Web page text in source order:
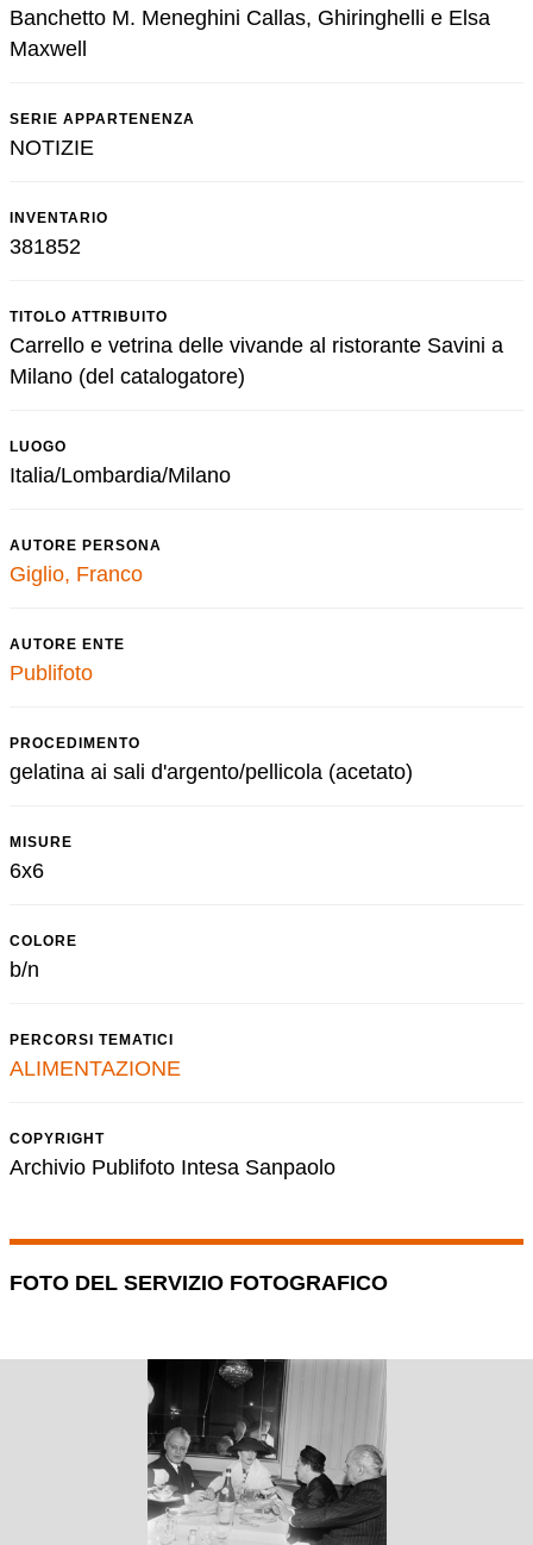
Banchetto M. Meneghini Callas, Ghiringhelli e Elsa
Maxwell
SERIE APPARTENENZA
NOTIZIE
INVENTARIO
381852
TITOLO ATTRIBUITO
Carrello e vetrina delle vivande al ristorante Savini a
Milano (del catalogatore)
LUOGO
Italia/Lombardia/Milano
AUTORE PERSONA
Giglio, Franco
AUTORE ENTE
Publifoto
PROCEDIMENTO
gelatina ai sali d'argento/pellicola (acetato)
MISURE
6x6
COLORE
b/n
PERCORSI TEMATICI
ALIMENTAZIONE
COPYRIGHT
Archivio Publifoto Intesa Sanpaolo
FOTO DEL SERVIZIO FOTOGRAFICO